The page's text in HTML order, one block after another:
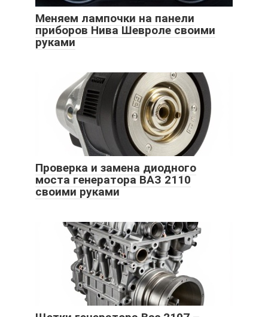
Меняем лампочки на панели
приборов Нива Шевроле своими
руками
Проверка и замена диодного
моста генератора ВАЗ 2110
своими руками